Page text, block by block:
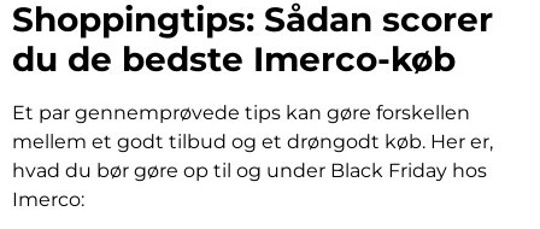
Shoppingtips: Sådan scorer
du de bedste Imerco-køb
Et par gennemprøvede tips kan gøre forskellen
mellem et godt tilbud og et drøngodt køb. Her er,
hvad du bør gøre op til og under Black Friday hos
Imerco: